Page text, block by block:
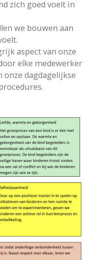
zich goed voelt in
we bouwen aan
aspect van onze
elke medewerker
onze dagdagelijkse